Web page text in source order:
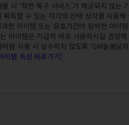
시 ‘착한 복구 서비스’가 제공되지 않는
획득할 수 있는 각각의 선택 상자를 사용
한 아이템 또는 유효기간이 임박한 아이
아이템은 가급적 바로 사용하시길 권장
템 사용 시 실수하지 않도록 ‘GM늘봄날
이템 속성 바로가기]